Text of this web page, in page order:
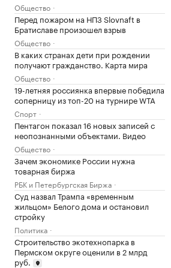
Общество
Перед пожаром на НПЗ Slovnaft в
Братиславе произошел взрыв
Общество
В каких странах дети при рождении
получают гражданство. Карта мира
Общество
19-летняя россиянка впервые победила
соперницу из топ-20 на турнире WTA
Спорт
Пентагон показал 16 новых записей с
неопознанными объектами. Видео
Общество
Зачем экономике России нужна
товарная биржа
РБК и Петербургская Биржа
Суд назвал Трампа «временным
жильцом» Белого дома и остановил
стройку
Политика
Строительство экотехнопарка в
Пермском округе оценили в 2 млрд
руб.